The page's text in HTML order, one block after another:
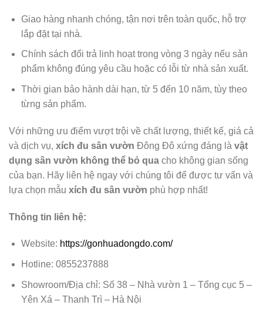
Giao hàng nhanh chóng, tận nơi trên toàn quốc, hỗ trợ
lắp đặt tại nhà.
Chính sách đổi trả linh hoạt trong vòng 3 ngày nếu sản
phẩm không đúng yêu cầu hoặc có lỗi từ nhà sản xuất.
Thời gian bảo hành dài hạn, từ 5 đến 10 năm, tùy theo
từng sản phẩm.
Với những ưu điểm vượt trội về chất lượng, thiết kế, giá cả
và dịch vụ, xích đu sân vườn Đông Đô xứng đáng là vật
dụng sân vườn không thể bỏ qua cho không gian sống
của bạn. Hãy liên hệ ngay với chúng tôi để được tư vấn và
lựa chọn mẫu xích đu sân vườn phù hợp nhất!
Thông tin liên hệ:
Website: https://gonhuadongdo.com/
Hotline: 0855237888
Showroom/Địa chỉ: Số 38 – Nhà vườn 1 – Tổng cục 5 –
Yên Xá – Thanh Trì – Hà Nội